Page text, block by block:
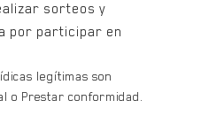
sorteos y
por participar en
legítimas son
o Prestar conformidad.